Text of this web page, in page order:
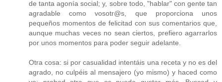
de tanta agonía social; y, sobre todo, "hablar" con gente tan
agradable como vosotr@s, que proporciona unos
pequeños momentos de felicitad con sus comentarios que,
aunque muchas veces no sean ciertos, prefiero agarrarlos
por unos momentos para poder seguir adelante.
Otra cosa: si por casualidad intentáis una receta y no es del
agrado, no culpéis al mensajero (yo mismo) y haced como